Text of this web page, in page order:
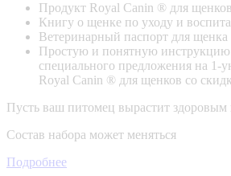
Продукт Royal Canin ® для
Книгу о щенке по уходу и
Ветеринарный паспорт для щенка
Простую и понятную
специального предложения на 1-
Royal Canin ® для щенков со
Пусть ваш питомец вырастит здоровым
Состав набора может меняться
Подробнее